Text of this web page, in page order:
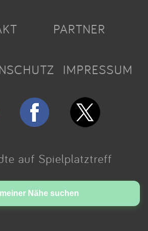
meiner Nähe suchen
PARTNER
IMPRESSUM
auf Spielplatztreff
love in Cologne.